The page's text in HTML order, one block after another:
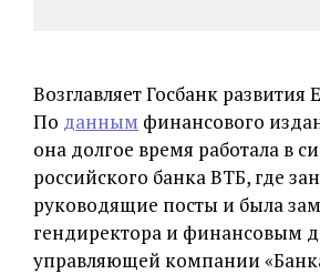
Возглавляет Госбанк развития
По данным финансового
она долгое время работала в
российского банка ВТБ, где
руководящие посты и была
гендиректора и финансовым
управляющей компании